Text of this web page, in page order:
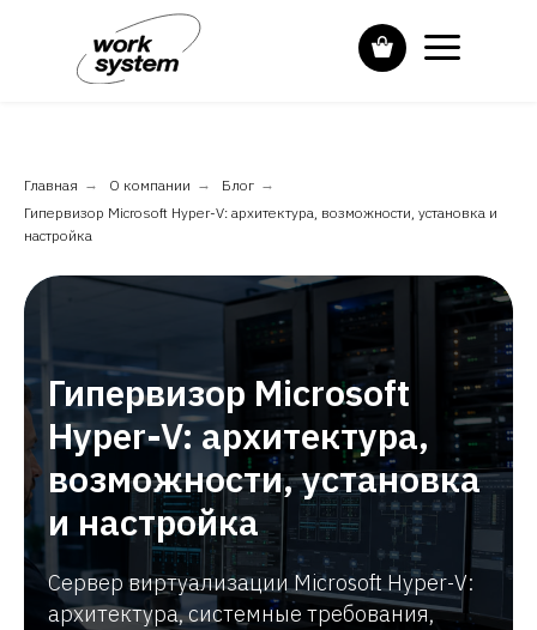
Главная → О компании → Блог →
Гипервизор Microsoft Hyper-V: архитектура, возможности, установка и
настройка
Гипервизор Microsoft
Hyper-V: архитектура,
возможности, установка
и настройка
Сервер виртуализации Microsoft Hyper-V:
архитектура, системные требования,